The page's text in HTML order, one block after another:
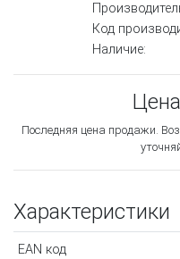
Код
Наличие:
Последняя цена продажи.
Характеристики
EAN код